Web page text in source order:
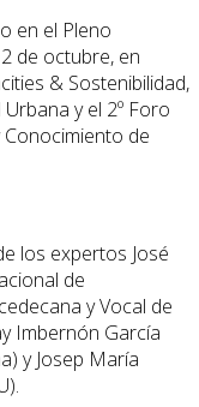
en el Pleno
de octubre, en
& Sostenibilidad,
y el 2º Foro
de
los expertos José
de
y Vocal de
Imbernón García
y Josep María